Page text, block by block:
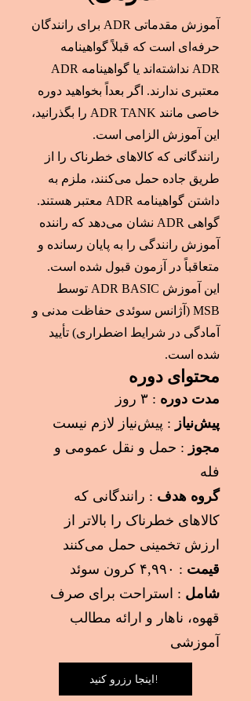
آموزش مقدماتی ADR برای رانندگان
حرفه‌ای است که قبلاً گواهینامه
ADR نداشته‌اند یا گواهینامه ADR
معتبری ندارند. اگر بعداً بخواهید دوره
خاصی مانند ADR TANK را بگذرانید،
این آموزش الزامی است.
رانندگانی که کالاهای خطرناک را از
طریق جاده حمل می‌کنند، ملزم به
داشتن گواهینامه ADR معتبر هستند.
گواهی ADR نشان می‌دهد که راننده
آموزش رانندگی را به پایان رسانده و
متعاقباً در آزمون قبول شده است.
این آموزش ADR BASIC توسط
MSB (آژانس سوئدی حفاظت مدنی و
آمادگی در شرایط اضطراری) تأیید
شده است.
محتوای دوره
مدت دوره : ۳ روز
پیش‌نیاز : پیش‌نیاز لازم نیست
مجوز : حمل و نقل عمومی و
فله
گروه هدف : رانندگانی که
کالاهای خطرناک را بالاتر از
ارزش تخمینی حمل می‌کنند
قیمت : ۴,۹۹۰ کرون سوئد
شامل : استراحت برای صرف
قهوه، ناهار و ارائه مطالب
آموزشی
اینجا رزرو کنید!